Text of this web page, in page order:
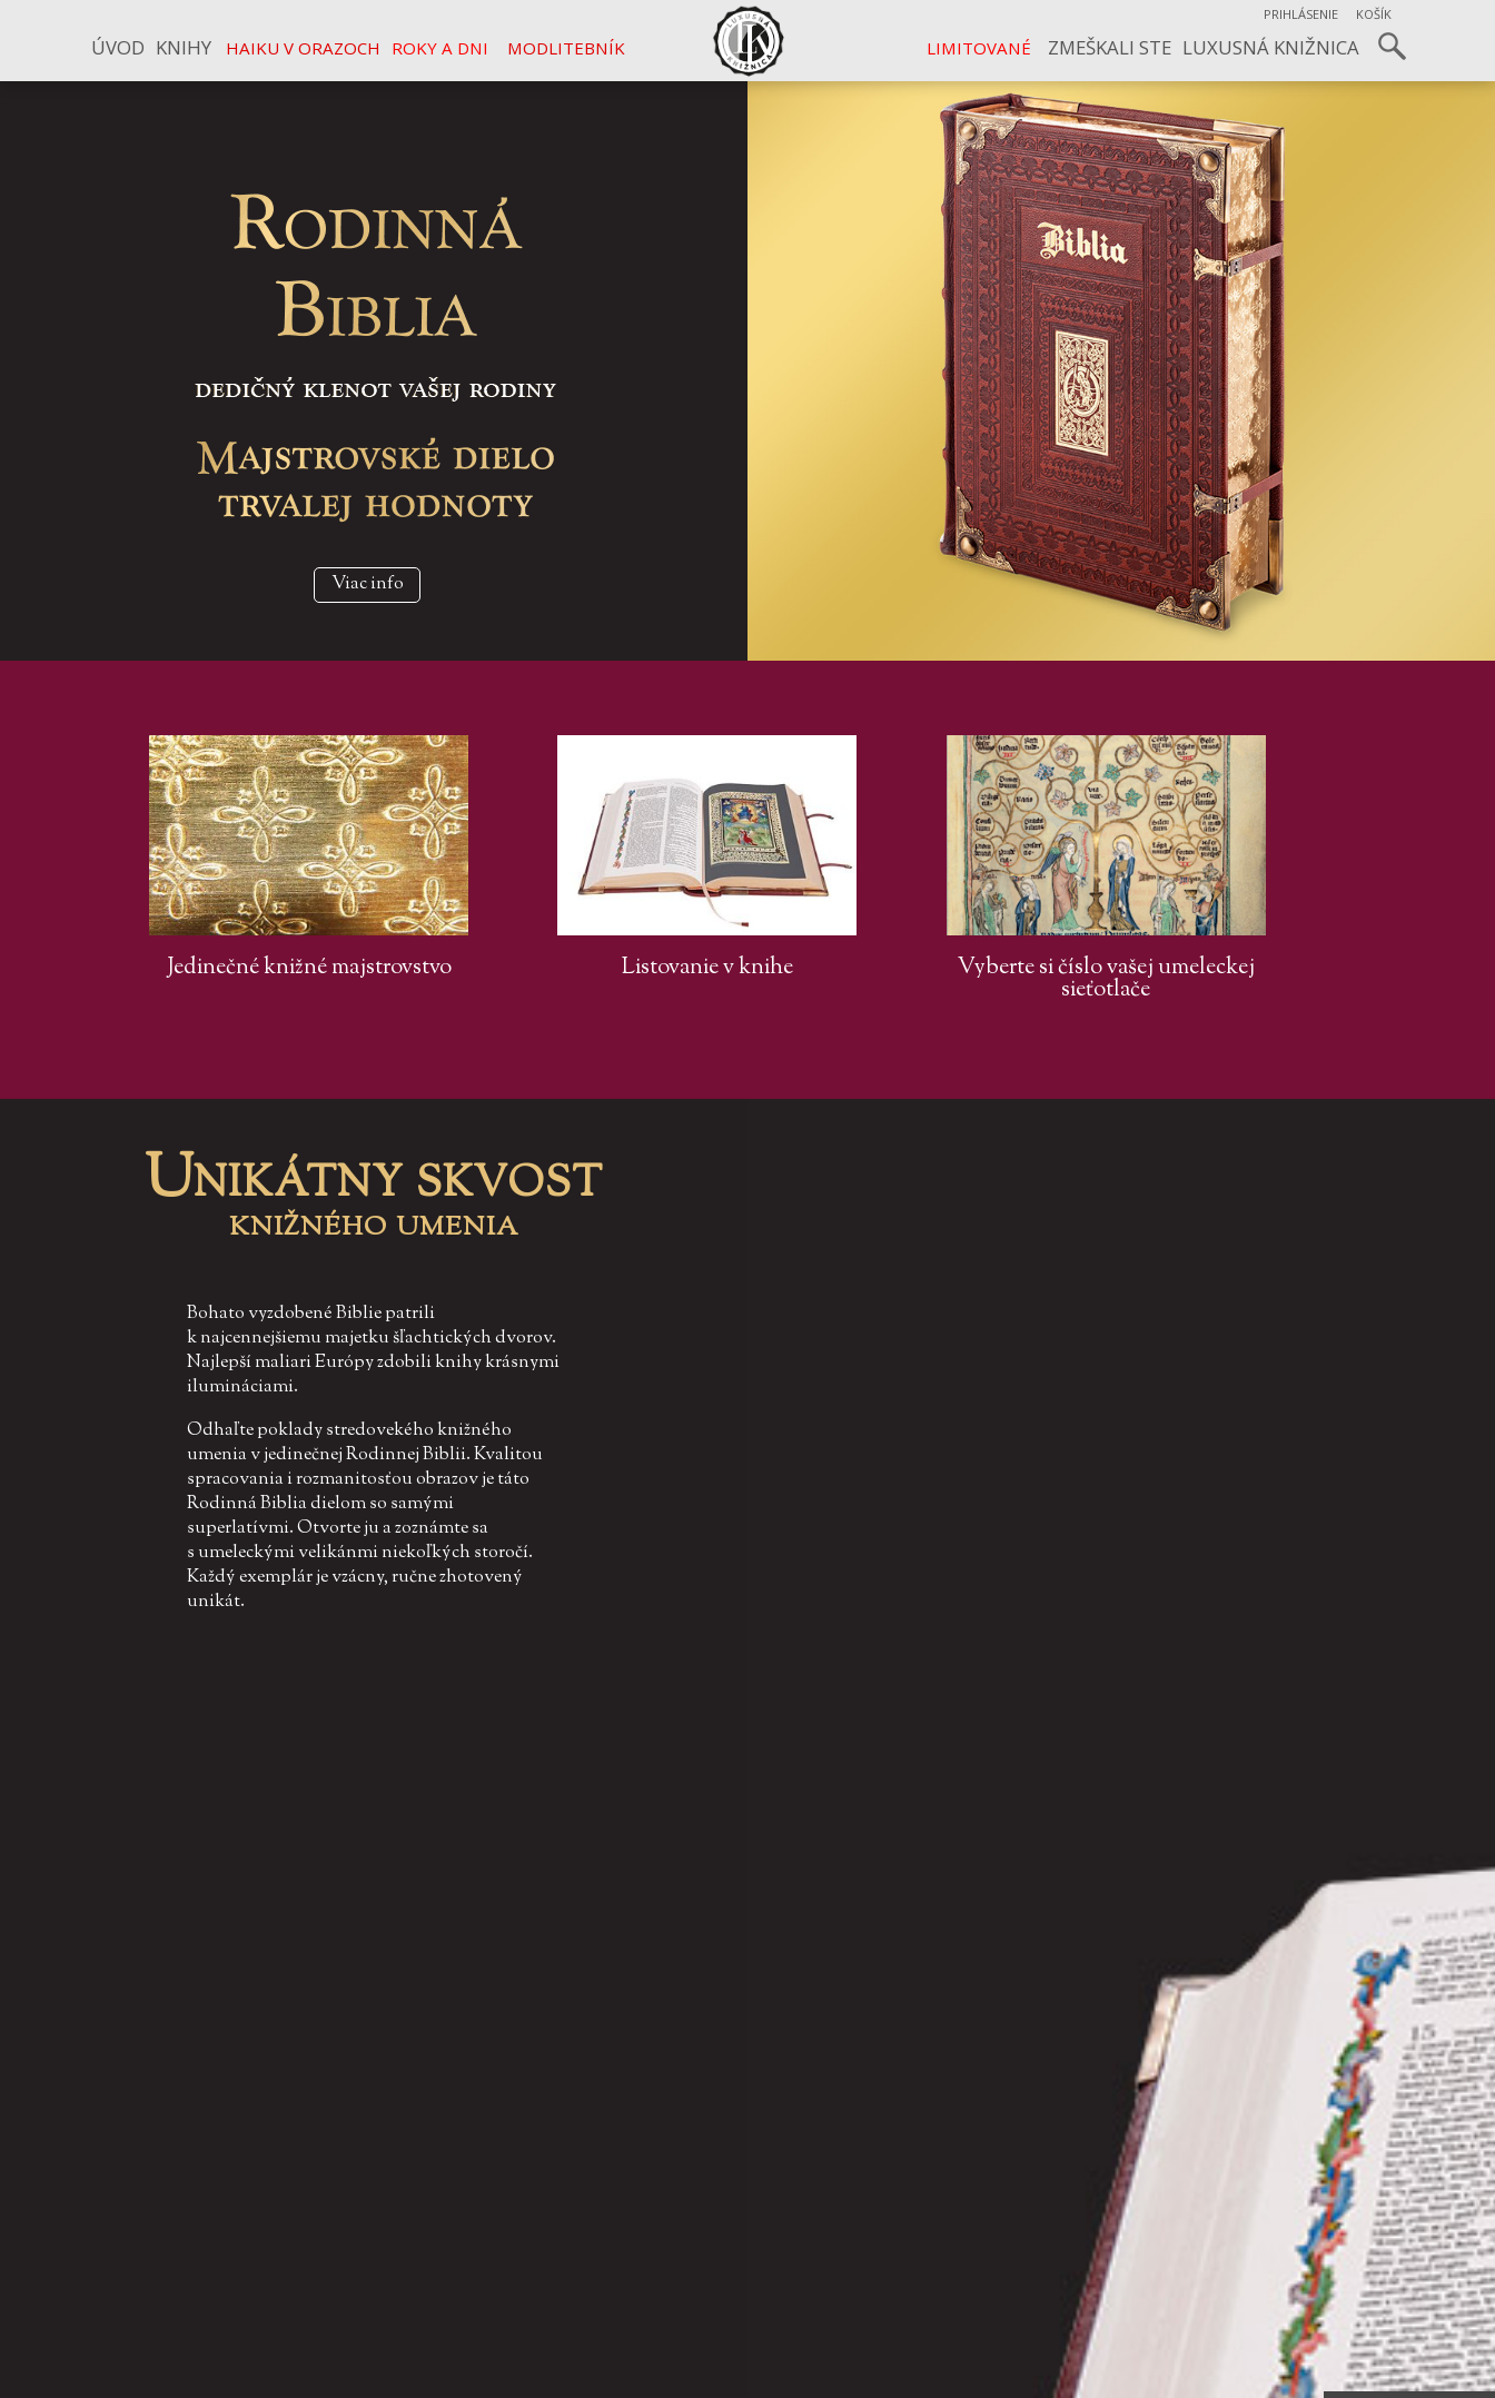
KOŠÍK
PRIHLÁSENIE
ÚVOD KNIHY HAIKU V ORAZOCH ROKY A DNI MODLITEBNÍK LUXUSNÁ KNIŽNICA
ZMEŠKALI STE
LIMITOVANÉ
Viac info
Jedinečné knižné majstrovstvo Listovanie v knihe Vyberte si číslo vašej umeleckej
sieťotlače
Unikátny skvost
knižného umenia
Bohato vyzdobené Biblie patrili
k najcennejšiemu majetku šľachtických dvorov.
Najlepší maliari Európy zdobili knihy krásnymi
ilumináciami.
Odhaľte poklady stredovekého knižného
umenia v jedinečnej Rodinnej Biblii. Kvalitou
spracovania i rozmanitosťou obrazov je táto
Rodinná Biblia dielom so samými
superlatívmi. Otvorte ju a zoznámte sa
s umeleckými velikánmi niekoľkých storočí.
Každý exemplár je vzácny, ručne zhotovený
unikát.